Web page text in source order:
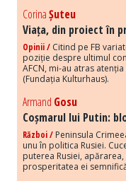
CorinaȘuteu
Viața, din proiect în
Opinii / Citind pe FB
poziție despre ultimul
AFCN, mi-au atras
(Fundația Kulturhaus).
Armand Gosu
Coșmarul lui Putin:
Război / Peninsula
unu în politica Rusiei.
puterea Rusiei,
prosperitatea ei